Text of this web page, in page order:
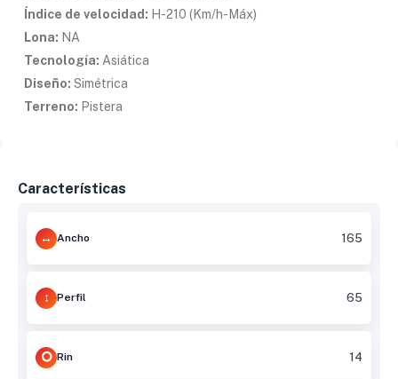
Índice de velocidad: H-210 (Km/h-Máx)
Lona: NA
Tecnología: Asiática
Diseño: Simétrica
Terreno: Pistera
Características
Ancho 165
Perfil 65
Rin 14